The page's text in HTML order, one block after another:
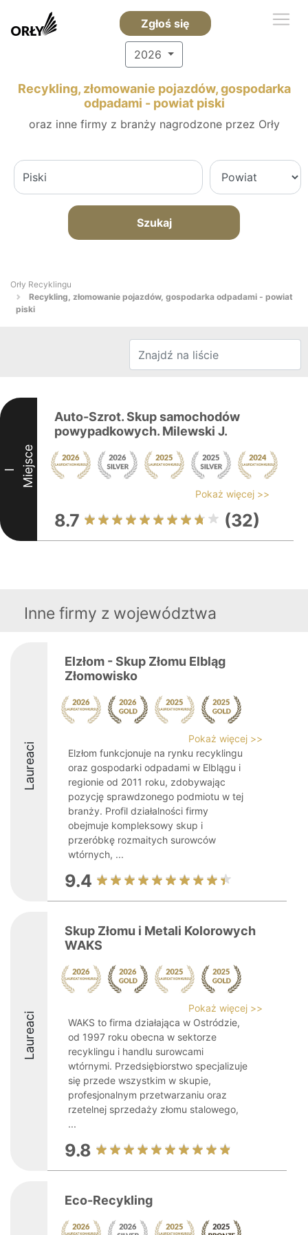
Zgłoś się
2026
Recykling, złomowanie pojazdów, gospodarka
odpadami - powiat piski
oraz inne firmy z branży nagrodzone przez Orły
Szukaj
Orły Recyklingu
Recykling, złomowanie pojazdów, gospodarka odpadami - powiat
piski
I Miejsce
Auto-Szrot. Skup samochodów
powypadkowych. Milewski J.
Pokaż więcej >>
8.7 (32)
Inne firmy z województwa
Laureaci
Elzłom - Skup Złomu Elbląg
Złomowisko
Pokaż więcej >>
Elzłom funkcjonuje na rynku recyklingu
oraz gospodarki odpadami w Elblągu i
regionie od 2011 roku, zdobywając
pozycję sprawdzonego podmiotu w tej
branży. Profil działalności firmy
obejmuje kompleksowy skup i
przeróbkę rozmaitych surowców
wtórnych, ...
9.4
Laureaci
Skup Złomu i Metali Kolorowych
WAKS
Pokaż więcej >>
WAKS to firma działająca w Ostródzie,
od 1997 roku obecna w sektorze
recyklingu i handlu surowcami
wtórnymi. Przedsiębiorstwo specjalizuje
się przede wszystkim w skupie,
profesjonalnym przetwarzaniu oraz
rzetelnej sprzedaży złomu stalowego,
...
9.8
Eco-Recykling